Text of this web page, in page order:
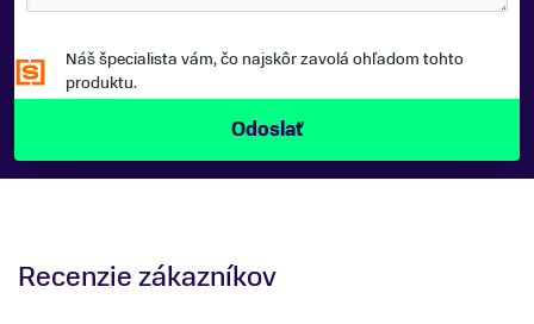
Náš špecialista vám, čo najskôr zavolá ohľadom tohto
produktu.
Recenzie zákazníkov